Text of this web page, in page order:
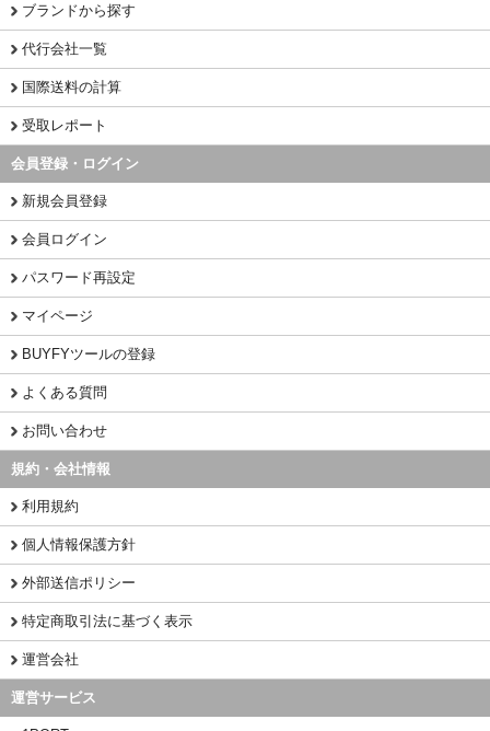
ブランドから探す
代行会社一覧
国際送料の計算
受取レポート
会員登録・ログイン
新規会員登録
会員ログイン
パスワード再設定
マイページ
BUYFYツールの登録
よくある質問
お問い合わせ
規約・会社情報
利用規約
個人情報保護方針
外部送信ポリシー
特定商取引法に基づく表示
運営会社
運営サービス